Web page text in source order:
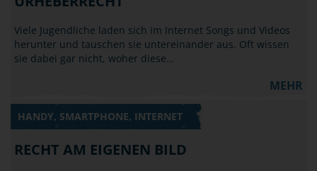
Viele Jugendliche laden sich im Internet Songs und Videos
herunter und tauschen sie untereinander aus. Oft wissen
sie dabei gar nicht, woher diese…
MEHR
HANDY, SMARTPHONE, INTERNET
RECHT AM EIGENEN BILD